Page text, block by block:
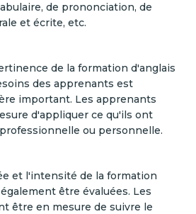
de prononciation, de
et écrite, etc.
de la formation d'anglais
des apprenants est
important. Les apprenants
d'appliquer ce qu'ils ont
ou personnelle.
et l'intensité de la formation
être évaluées. Les
être en mesure de suivre le